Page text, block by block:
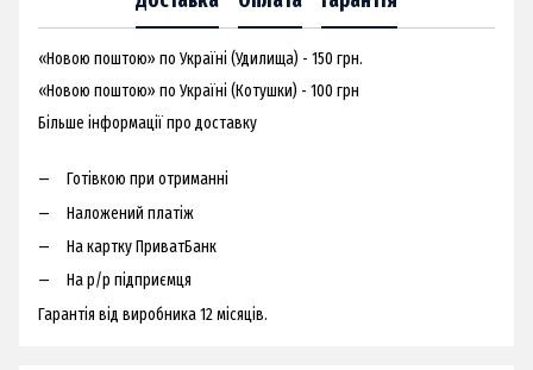
«Новою поштою» по Україні (Удилища) - 150 грн.
«Новою поштою» по Україні (Котушки) - 100 грн
Більше інформації про доставку
Готівкою при отриманні
Наложений платіж
На картку ПриватБанк
На р/р підприємця
Гарантія від виробника 12 місяців.